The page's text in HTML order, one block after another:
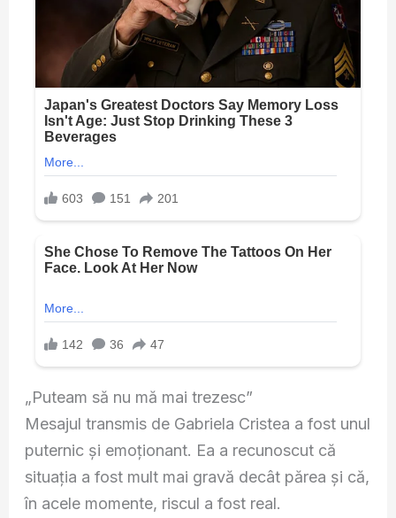
„Puteam să nu mă mai trezesc”
Mesajul transmis de Gabriela Cristea a fost unul
puternic și emoționant. Ea a recunoscut că
situația a fost mult mai gravă decât părea și că,
în acele momente, riscul a fost real.